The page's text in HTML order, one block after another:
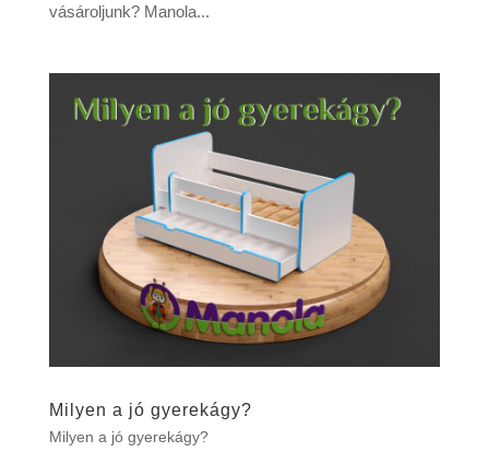
vásároljunk? Manola...
Milyen a jó gyerekágy?
Milyen a jó gyerekágy?